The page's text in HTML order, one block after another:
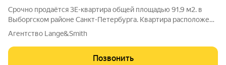
Срочно продаётся 3Е-квартира общей площадью 91,9 м2. в
Выборгском районе Санкт-Петербурга. Квартира расположена
в кирпично-монолитном доме комфорт-класса. Идеальный
вариант для семейной жизни в районе с развитой
инфраструктурой. О квартире: Квартира
Агентство Lange&Smith
Позвонить